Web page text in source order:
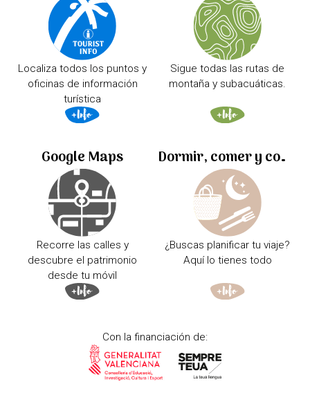
Localiza todos los puntos y
oficinas de información
turística
Sigue todas las rutas de
montaña y subacuáticas.
Google Maps
Recorre las calles y
descubre el patrimonio
desde tu móvil
Dormir, comer y comprar
¿Buscas planificar tu viaje?
Aquí lo tienes todo
Con la financiación de: